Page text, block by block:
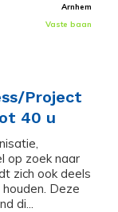
Arnhem
Vaste baan
Project
40 u
op zoek naar
zich ook deels
Deze
di...